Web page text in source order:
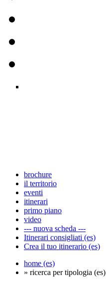
brochure
il territorio
eventi
itinerari
primo piano
video
--- nuova scheda ---
Itinerari consigliati (es)
Crea il tuo itinerario (es)
home (es)
» ricerca per tipologia (es)